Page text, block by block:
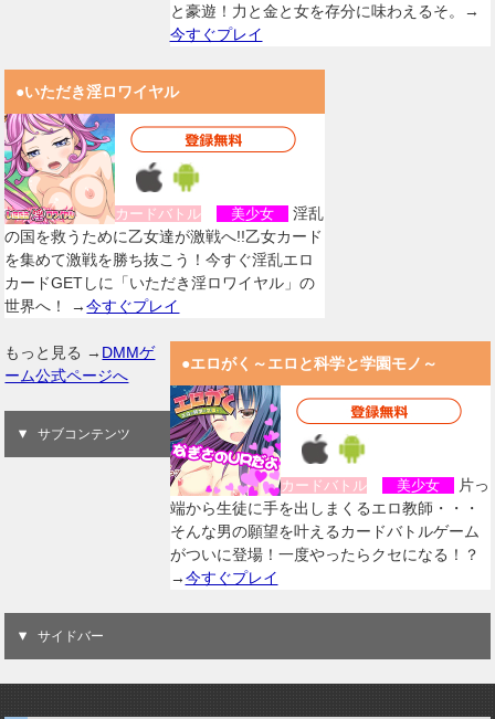
と豪遊！力と金と女を存分に味わえるそ。→
今すぐプレイ
●いただき淫ロワイヤル
カードバトル 美少女
淫乱
の国を救うために乙女達が激戦へ!!乙女カード
を集めて激戦を勝ち抜こう！今すぐ淫乱エロ
カードGETしに「いただき淫ロワイヤル」の
世界へ！ →今すぐプレイ
●エロがく～エロと科学と学園モノ～
カードバトル 美少女
片っ
端から生徒に手を出しまくるエロ教師・・・
そんな男の願望を叶えるカードバトルゲーム
がついに登場！一度やったらクセになる！？
→今すぐプレイ
もっと見る → DMMゲ
ーム公式ページへ
サブコンテンツ
サイドバー